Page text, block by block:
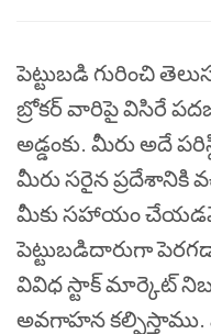
పెట్టుబడి గురించి
బ్రోకర్ వారిపై విసిరే
అడ్డంకు. మీరు అదే
మీరు సరైన ప్రదేశానికి
మీకు సహాయం చేయడమే
పెట్టుబడిదారుగా
వివిధ స్టాక్ మార్కెట్
అవగాహన కల్పిస్తాము.